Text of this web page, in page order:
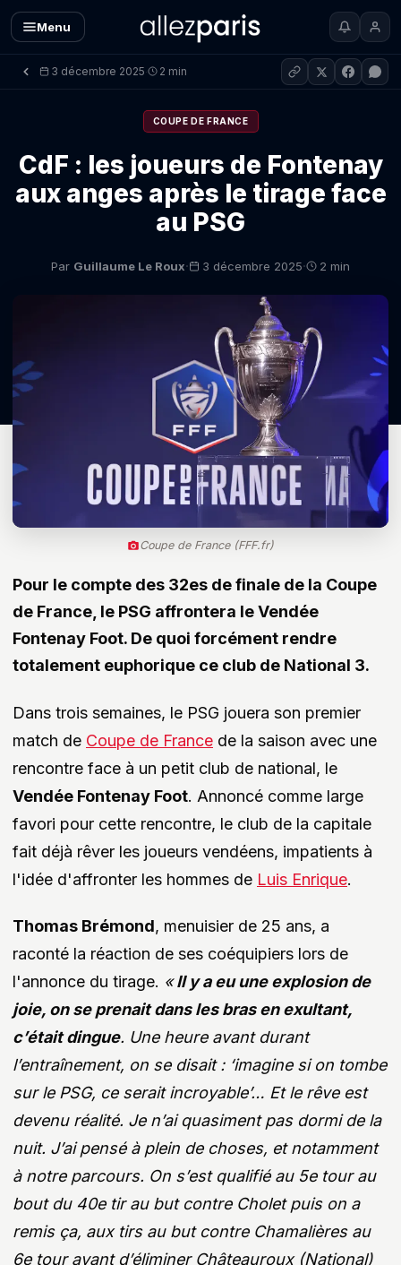
Menu
3 décembre 2025· 2 min
COUPE DE FRANCE
CdF : les joueurs de Fontenay
aux anges après le tirage face
au PSG
Par Guillaume Le Roux· 3 décembre 2025· 2 min
Coupe de France (FFF.fr)
Pour le compte des 32es de finale de la Coupe
de France, le PSG affrontera le Vendée
Fontenay Foot. De quoi forcément rendre
totalement euphorique ce club de National 3.
Dans trois semaines, le PSG jouera son premier
match de Coupe de France de la saison avec une
rencontre face à un petit club de national, le
Vendée Fontenay Foot. Annoncé comme large
favori pour cette rencontre, le club de la capitale
fait déjà rêver les joueurs vendéens, impatients à
l'idée d'affronter les hommes de Luis Enrique.
Thomas Brémond, menuisier de 25 ans, a
raconté la réaction de ses coéquipiers lors de
l'annonce du tirage. «Il y a eu une explosion de
joie, on se prenait dans les bras en exultant,
c’était dingue. Une heure avant durant
l’entraînement, on se disait : ‘imagine si on tombe
sur le PSG, ce serait incroyable’… Et le rêve est
devenu réalité. Je n’ai quasiment pas dormi de la
nuit. J’ai pensé à plein de choses, et notamment
à notre parcours. On s’est qualifié au 5e tour au
bout du 40e tir au but contre Cholet puis on a
remis ça, aux tirs au but contre Chamalières au
6e tour avant d’éliminer Châteauroux (National)